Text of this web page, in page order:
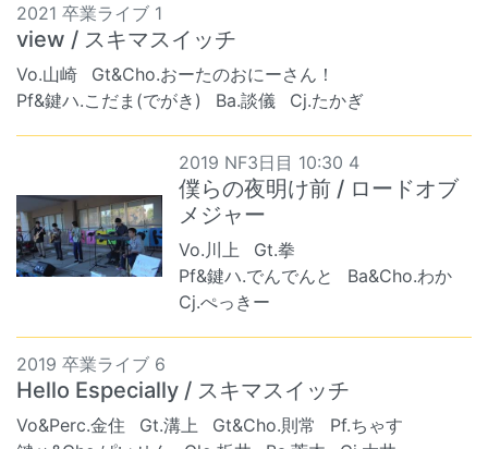
2021 卒業ライブ 1
view / スキマスイッチ
Vo.山崎
Gt&Cho.おーたのおにーさん！
Pf&鍵ハ.こだま(でがき)
Ba.談儀 Cj.たかぎ
2019 NF3日目 10:30 4
僕らの夜明け前 / ロードオブ
メジャー
Vo.川上
Gt.拳
Pf&鍵ハ.でんでんと
Ba&Cho.わか
Cj.ぺっきー
2019 卒業ライブ 6
Hello Especially / スキマスイッチ
Vo&Perc.金住 Gt.溝上 Gt&Cho.則常
Pf.ちゃす